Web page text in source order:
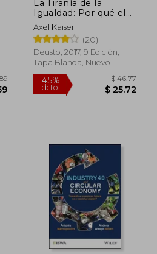
La Tiranía de la
Igualdad: Por qué el
Igualitarismo es
Inmoral y Socava el
Progreso de Nuestra
Sociedad
Axel Kaiser
(20)
Deusto, 2017, 9 Edición,
Tapa Blanda, Nuevo